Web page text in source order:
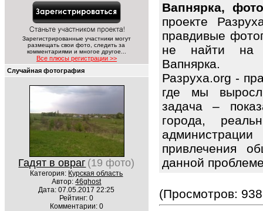
Зарегистрированные участники могут
размещать свои фото, следить за
комментариями и многое другое...
Все плюсы регистрации >>
Случайная фотография
Гадят в овраг (19 фото)
Категория: Курская область
Автор:46ghost
Дата: 07.05.2017 22:25
Рейтинг: 0
Комментарии: 0
Вапнярка,
проекте
правдивые
не найти на
Вапнярка.
Разруха.org -
где мы
задача –
города,
привлечения
данной
(Просмотров: